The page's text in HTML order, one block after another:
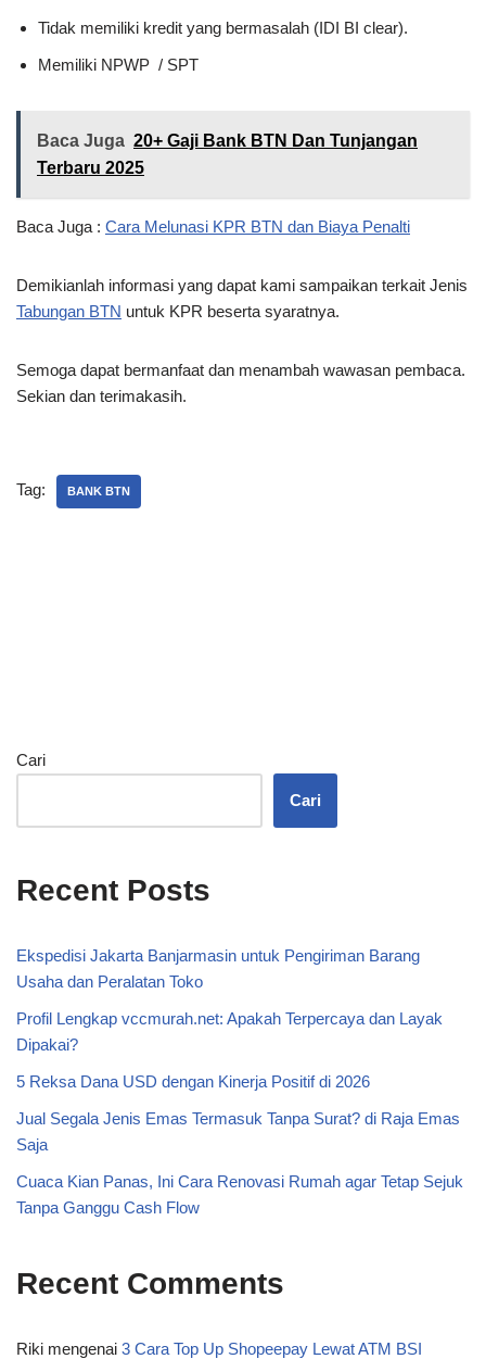
Tidak memiliki kredit yang bermasalah (IDI BI clear).
Memiliki NPWP / SPT
Baca Juga 20+ Gaji Bank BTN Dan Tunjangan
Terbaru 2025
Baca Juga : Cara Melunasi KPR BTN dan Biaya Penalti
Demikianlah informasi yang dapat kami sampaikan terkait Jenis
Tabungan BTN untuk KPR beserta syaratnya.
Semoga dapat bermanfaat dan menambah wawasan pembaca.
Sekian dan terimakasih.
Tag: BANK BTN
Cari
Cari
Recent Posts
Ekspedisi Jakarta Banjarmasin untuk Pengiriman Barang
Usaha dan Peralatan Toko
Profil Lengkap vccmurah.net: Apakah Terpercaya dan Layak
Dipakai?
5 Reksa Dana USD dengan Kinerja Positif di 2026
Jual Segala Jenis Emas Termasuk Tanpa Surat? di Raja Emas
Saja
Cuaca Kian Panas, Ini Cara Renovasi Rumah agar Tetap Sejuk
Tanpa Ganggu Cash Flow
Recent Comments
Riki mengenai 3 Cara Top Up Shopeepay Lewat ATM BSI